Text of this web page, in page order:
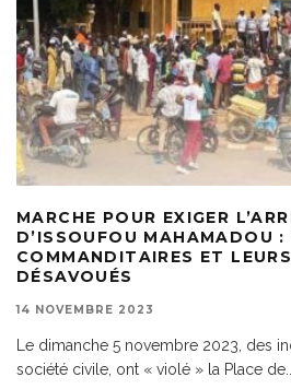
MARCHE POUR EXIGER
D’ISSOUFOU MAHAMADOU :
COMMANDITAIRES ET
DÉSAVOUÉS
14 NOVEMBRE 2023
Le dimanche 5 novembre 2023, des
société civile, ont « violé » la Place de